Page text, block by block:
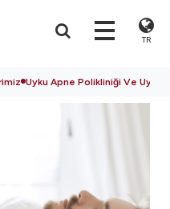
TR
Uyku Apne Polikliniği Ve Uyku